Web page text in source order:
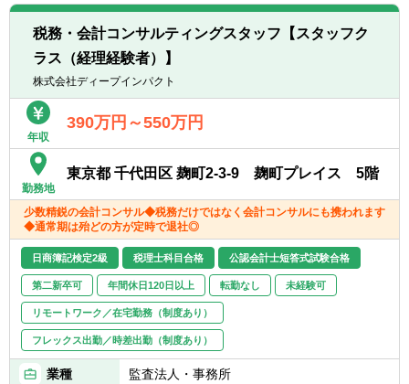
また、定期的な面談などを通して、入社後ス
ムーズに業務に入っていただけるような体制
を整備しています。
【担当クライアント】
しますが、
当社のクライアントは個人から中小企業、上
場（準備）企業まで
幅広いお付き合いをさせていただいておりま
す。
【申告ソフト】
達人シリーズ
【会計ソフト】
弥生会計、勘定奉行、freee、他
【この業務の魅力・やりがい】
■個人事業主から上場会社まで幅広いクライ
■情報感度の高い方
■IPOコンサルや成長企業支援に関心のある方
■クライアントとの直接のやり取りを通して
クライアントの『顔』が見える仕事がしたい
方
【求める人物像】
■報告・連絡・相談のコミュニケーションを
しっかり取り、チームワークを大切にする方
■責任をもってやり抜く力のある方。
■自ら計画を立て、実行できる力のある方
■まずは自分でできるところからやってみ
る、という行動力のある方。
■高い専門性をもってお客様の課題解決に向
き合いたいという思いとそのための自己研鑽
を常にできる方。
■税理士補助業務（税務申告書作成補助、そ
の他申請届け出書作成補助等）
■経理支援業務（会計処理相談対応、帳簿レ
ビュー等）
■公認会計士補助業務（上場会社決算支援
等）など
徐々に以下の業務やレビューなどの比率が大
きくなっていきます。
■決算・開示支援業務
■内部統制構築・整備・運用支援業務
■IFRS導入支援業務
■IPO支援業務
■M＆A関連業務（各種デューデリジェンス、
バリュエーション、PMI、PPA等）
■新人メンバー業務のレビュー、新人メンバ
ー育成等（ご本人の要望、特性に応じて）な
ど
税務・会計コンサルティングスタッフ【スタッフク
ラス（経理経験者）】
株式会社ディープインパクト
年収
390万円～550万円
勤務地
東京都 千代田区 麹町2-3-9 麹町プレイス 5階
少数精鋭の会計コンサル◆税務だけではなく会計コンサルにも携われます
◆通常期は殆どの方が定時で退社◎
日商簿記検定2級 税理士科目合格 公認会計士短答式試験合格
第二新卒可 年間休日120日以上 転勤なし 未経験可
リモートワーク／在宅勤務（制度あり）
フレックス出勤／時差出勤（制度あり）
業種 監査法人・事務所